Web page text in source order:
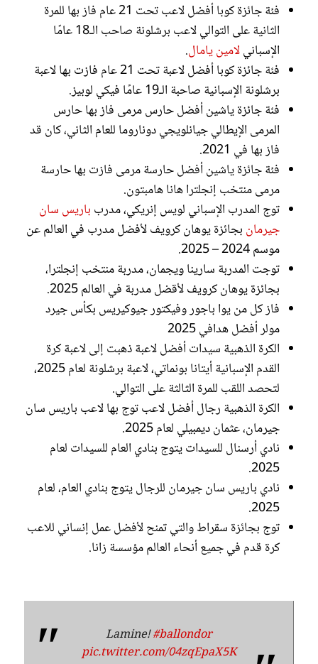
فئة جائزة كوبا أفضل لاعب تحت 21 عام فاز بها للمرة
الثانية على التوالي لاعب برشلونة صاحب الـ18 عامًا
الإسبانيلامين يامال.
فئة جائزة كوبا أفضل لاعبة تحت 21 عام فازت بها لاعبة
برشلونة الإسبانية صاحبة الـ19 عامًا فيكي لوبيز.
فئة جائزة ياشين أفضل حارس مرمى فاز بها حارس
المرمى الإيطالي جيانلويجي دوناروما للعام الثاني، كان قد
فاز بها في 2021.
فئة جائزة ياشين أفضل حارسة مرمى فازت بها حارسة
مرمى منتخب إنجلترا هانا هامبتون.
توج المدرب الإسباني لويس إنريكي، مدرب باريس سان
جيرمان بجائزة يوهان كرويف لأفضل مدرب في العالم عن
موسم 2024 – 2025.
توجت المدربة سارينا ويجمان، مدربة منتخب إنجلترا،
بجائزة يوهان كرويف لأقضل مدربة في العالم 2025.
فاز كل من يوا باجور وفيكتور جيوكيريس بكأس جيرد
مولر أفضل هدافي 2025
الكرة الذهبية سيدات أفضل لاعبة ذهبت إلى لاعبة كرة
القدم الإسبانية أيتانا بونماتي، لاعبة برشلونة لعام 2025،
لتحصد اللقب للمرة الثالثة على التوالي.
الكرة الذهبية رجال أفضل لاعب توج بها لاعب باريس سان
جيرمان، عثمان ديمبيلي لعام 2025.
نادي أرسنال للسيدات يتوج بنادي العام للسيدات لعام
2025.
نادي باريس سان جيرمان للرجال يتوج بنادي العام، لعام
2025.
توج بجائزة سقراط والتي تمنح لأفضل عمل إنساني للاعب
كرة قدم في جميع أنحاء العالم مؤسسة زانا.
Lamine!#ballondor
pic.twitter.com/04zqEpaX5K